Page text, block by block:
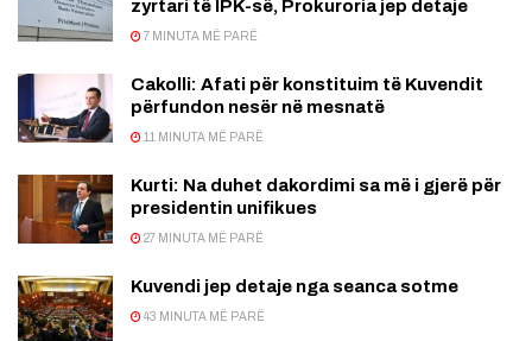
zyrtari të IPK-së, Prokuroria jep detaje
7 MINUTA MË PARË
Cakolli: Afati për konstituim të Kuvendit
përfundon nesër në mesnatë
11 MINUTA MË PARË
Kurti: Na duhet dakordimi sa më i gjerë për
presidentin unifikues
27 MINUTA MË PARË
Kuvendi jep detaje nga seanca sotme
43 MINUTA MË PARË